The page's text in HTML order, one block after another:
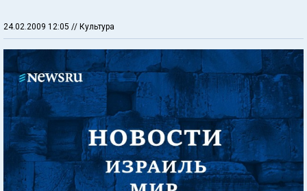
24.02.2009 12:05 // Культура